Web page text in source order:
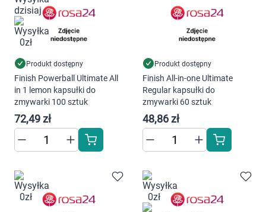
Produkt dostępny
Finish Powerball Ultimate All
in 1 lemon kapsułki do
zmywarki 100 sztuk
72,49 zł
Produkt dostępny
Finish All-in-one Ultimate
Regular kapsułki do
zmywarki 60 sztuk
48,86 zł